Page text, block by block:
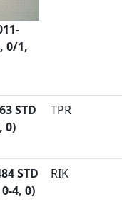
0/1,
STD
0)
TPR
STD
4, 0)
RIK